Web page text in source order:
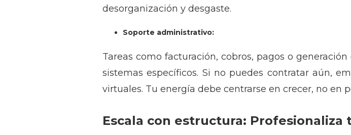
desorganización y desgaste.
Soporte administrativo:
Tareas como facturación, cobros, pagos o
sistemas específicos. Si no puedes contratar aún,
virtuales. Tu energía debe centrarse en crecer, no en
Escala con estructura: Profesionaliza